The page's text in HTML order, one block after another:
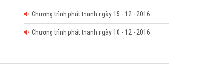
Chương trình phát thanh ngày 15 - 12 - 2016
Chương trình phát thanh ngày 10 - 12 - 2016